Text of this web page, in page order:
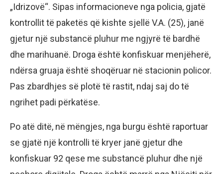
„Idrizovë“. Sipas informacioneve nga policia, gjatë
kontrollit të paketës që kishte sjellë V.A. (25), janë
gjetur një substancë pluhur me ngjyrë të bardhë
dhe marihuanë. Droga është konfiskuar menjëherë,
ndërsa gruaja është shoqëruar në stacionin policor.
Pas zbardhjes së plotë të rastit, ndaj saj do të
ngrihet padi përkatëse.
​Po atë ditë, në mëngjes, nga burgu është raportuar
se gjatë një kontrolli të kryer janë gjetur dhe
konfiskuar 92 qese me substancë pluhur dhe një